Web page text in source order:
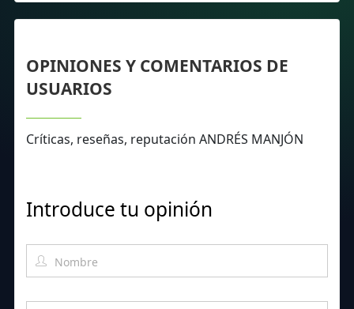
OPINIONES Y COMENTARIOS DE
USUARIOS
Críticas, reseñas, reputación ANDRÉS MANJÓN
Introduce tu opinión